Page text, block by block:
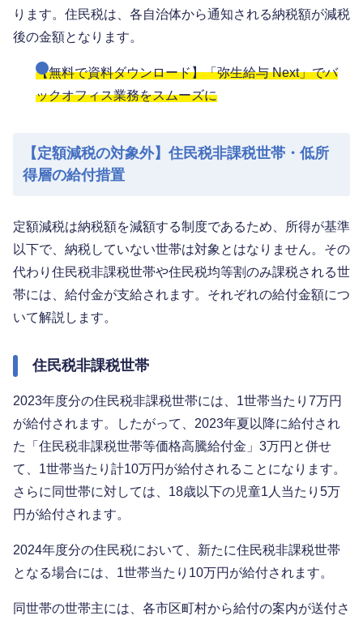
ります。住民税は、各自治体から通知される納税額が減税
後の金額となります。
【無料で資料ダウンロード】「弥生給与 Next」でバ
ックオフィス業務をスムーズに
【定額減税の対象外】住民税非課税世帯・低所
得層の給付措置
定額減税は納税額を減額する制度であるため、所得が基準
以下で、納税していない世帯は対象とはなりません。その
代わり住民税非課税世帯や住民税均等割のみ課税される世
帯には、給付金が支給されます。それぞれの給付金額につ
いて解説します。
住民税非課税世帯
2023年度分の住民税非課税世帯には、1世帯当たり7万円
が給付されます。したがって、2023年夏以降に給付され
た「住民税非課税世帯等価格高騰給付金」3万円と併せ
て、1世帯当たり計10万円が給付されることになります。
さらに同世帯に対しては、18歳以下の児童1人当たり5万
円が給付されます。
2024年度分の住民税において、新たに住民税非課税世帯
となる場合には、1世帯当たり10万円が給付されます。
同世帯の世帯主には、各市区町村から給付の案内が送付さ